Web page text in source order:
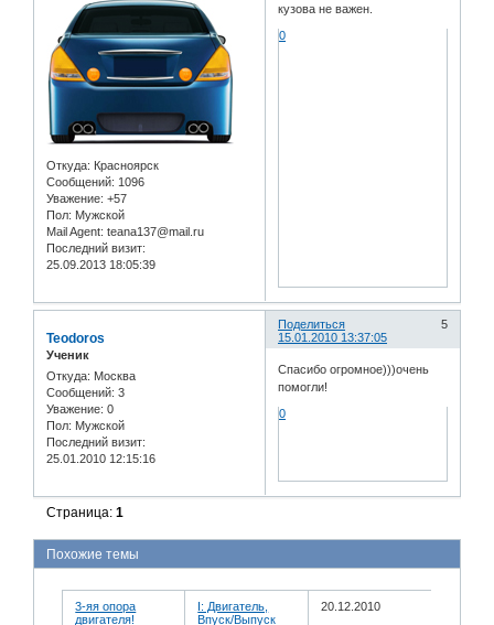
Откуда: Красноярск
Сообщений: 1096
Уважение: +57
Пол: Мужской
Mail Agent: teana137@mail.ru
Последний визит:
25.09.2013 18:05:39
кузова не важен.
0
Поделиться
5
15.01.2010 13:37:05
Teodoros
Ученик
Откуда: Москва
Сообщений: 3
Уважение: 0
Пол: Мужской
Последний визит:
25.01.2010 12:15:16
Спасибо огромное)))очень
помогли!
0
Страница:1
Похожие темы
3-яя опора
двигателя!
I: Двигатель,
Впуск/Выпуск
20.12.2010